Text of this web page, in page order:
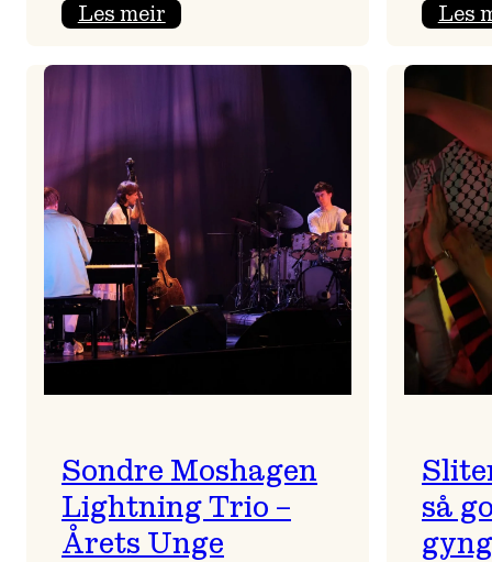
Les meir:
is
full
of
Les
Sondre Moshagen
Lightning Trio –
Årets Unge
så